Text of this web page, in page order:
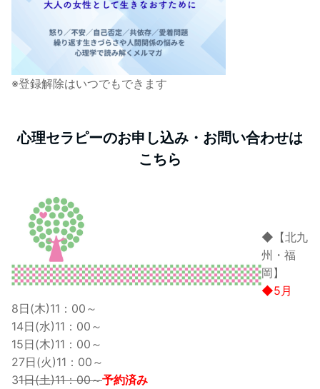
※登録解除はいつでもできます
心理セラピーのお申し込み・お問い合わせは
こちら
◆【北九
州・福
岡】
◆5月
8日(木)11：00～
14日(水)11：00～
15日(木)11：00～
27日(火)11：00～
31日(土)11：00～予約済み